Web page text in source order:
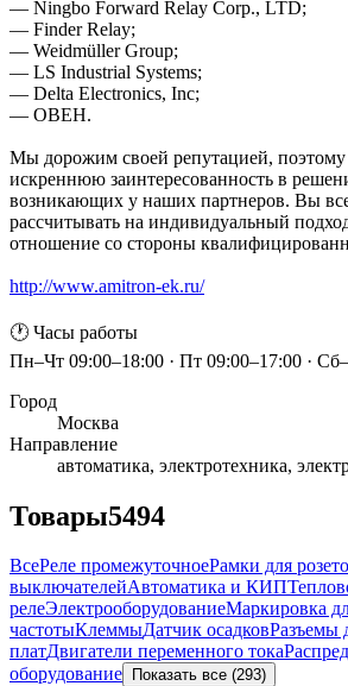
— Ningbo Forward Relay Corp., LTD;
— Finder Relay;
— Weidmüller Group;
— LS Industrial Systems;
— Delta Electronics, Inc;
— ОВЕН.
Мы дорожим своей репутацией, поэтому
искреннюю заинтересованность в
возникающих у наших партнеров. Вы
рассчитывать на индивидуальный
отношение со стороны
http://www.amitron-ek.ru/
🕐 Часы работы
Пн–Чт 09:00–18:00 · Пт 09:00–17:00 ·
Город
Москва
Направление
автоматика, электротехника,
Товары5494
ВсеРеле промежуточноеРамки для
выключателейАвтоматика и КИП
релеЭлектрооборудованиеМаркировка
частотыКлеммыДатчик осадковРазъемы
платДвигатели переменного тока
оборудование
Показать все (293)